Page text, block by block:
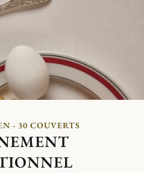
- 30 COUVERTS